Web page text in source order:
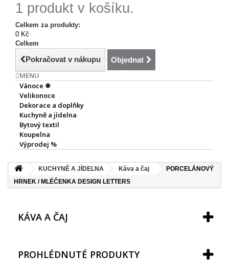
1 produkt v košíku.
Celkem za produkty:
0 Kč
Celkem
Pokračovat v nákupu Objednat
MENU
Vánoce ❄
Velikonoce
Dekorace a doplňky
Kuchyně a jídelna
Bytový textil
Koupelna
Výprodej %
KUCHYNĚ A JÍDELNA Káva a čaj
PORCELÁNOVÝ
HRNEK / MLÉČENKA DESIGN LETTERS
KÁVA A ČAJ
PROHLÉDNUTÉ PRODUKTY